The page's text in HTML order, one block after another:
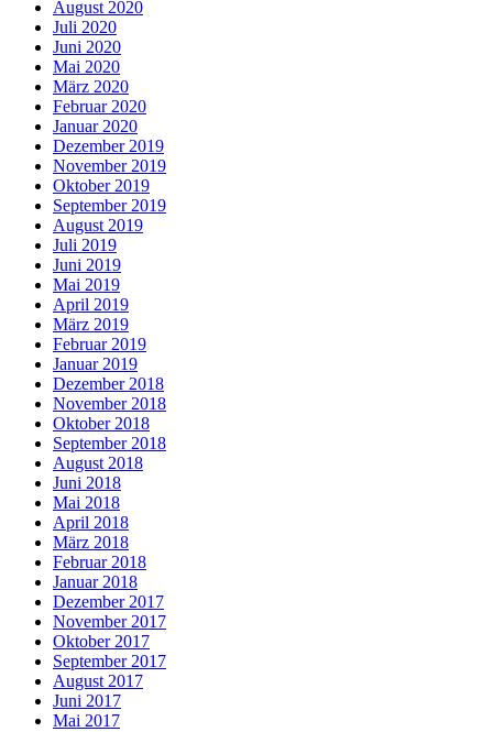
August 2020
Juli 2020
Juni 2020
Mai 2020
März 2020
Februar 2020
Januar 2020
Dezember 2019
November 2019
Oktober 2019
September 2019
August 2019
Juli 2019
Juni 2019
Mai 2019
April 2019
März 2019
Februar 2019
Januar 2019
Dezember 2018
November 2018
Oktober 2018
September 2018
August 2018
Juni 2018
Mai 2018
April 2018
März 2018
Februar 2018
Januar 2018
Dezember 2017
November 2017
Oktober 2017
September 2017
August 2017
Juni 2017
Mai 2017